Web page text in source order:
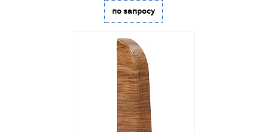
по запросу